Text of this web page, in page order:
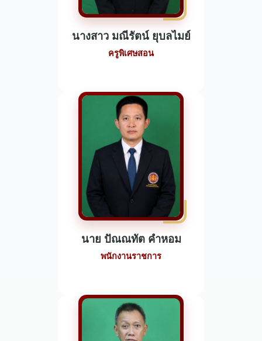
นางสาว มณีรัตน์ ยุบลไมย์
ครูพิเศษสอน
นาย ปัณณทัต คำหอม
พนักงานราชการ